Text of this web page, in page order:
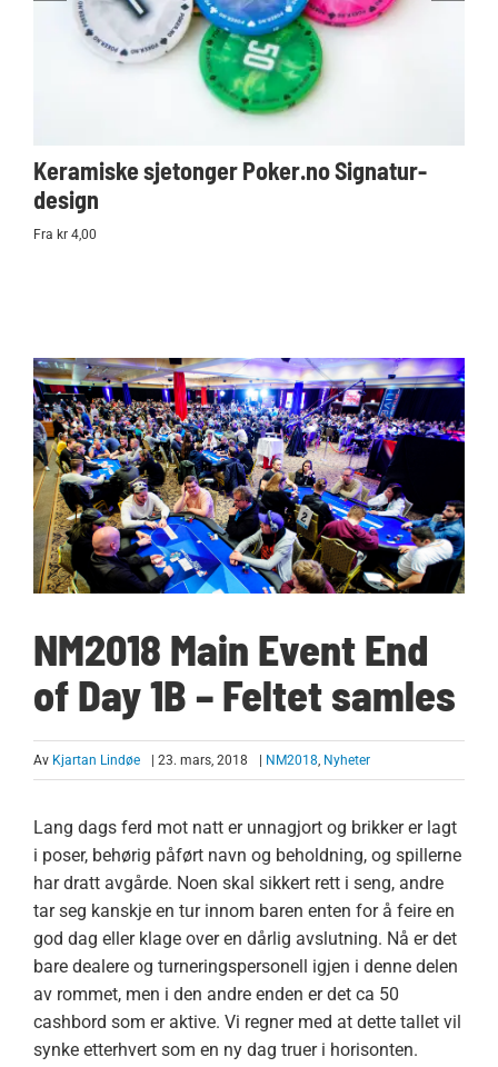
Keramiske sjetonger Poker.no Signatur-
design
Fra kr 4,00
NM2018 Main Event End
of Day 1B – Feltet samles
Av Kjartan Lindøe | 23. mars, 2018 | NM2018, Nyheter
Lang dags ferd mot natt er unnagjort og brikker er lagt
i poser, behørig påført navn og beholdning, og spillerne
har dratt avgårde. Noen skal sikkert rett i seng, andre
tar seg kanskje en tur innom baren enten for å feire en
god dag eller klage over en dårlig avslutning. Nå er det
bare dealere og turneringspersonell igjen i denne delen
av rommet, men i den andre enden er det ca 50
cashbord som er aktive. Vi regner med at dette tallet vil
synke etterhvert som en ny dag truer i horisonten.